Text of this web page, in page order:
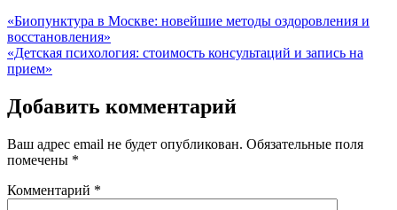
Навигация
по
записям
«Биопунктура в Москве: новейшие методы оздоровления и
восстановления»
«Детская психология: стоимость консультаций и запись на
прием»
Добавить комментарий
Ваш адрес email не будет опубликован. Обязательные поля
помечены *
Комментарий *